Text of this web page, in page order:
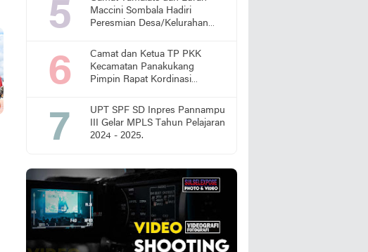
Maccini Sombala Hadiri
Peresmian Desa/Kelurahan
Camat dan Ketua TP PKK
Kecamatan Panakukang
Pimpin Rapat Kordinasi
Stunting
UPT SPF SD Inpres Pannampu
III Gelar MPLS Tahun Pelajaran
2024 - 2025.